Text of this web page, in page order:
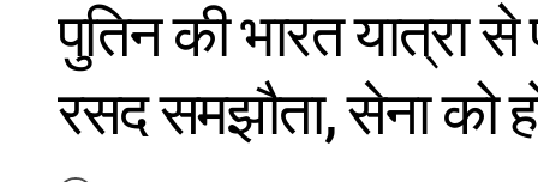
पुतिन की भारत
रसद समझौता, सेना को